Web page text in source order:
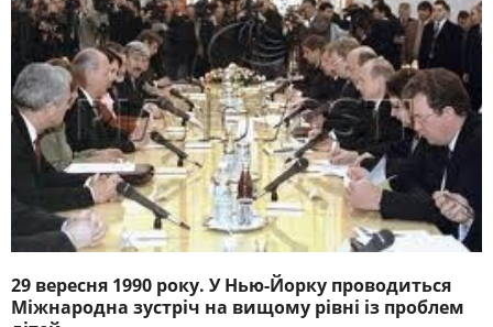
29 вересня 1990 року. У Нью-Йорку проводиться
Міжнародна зустріч на вищому рівні із проблем